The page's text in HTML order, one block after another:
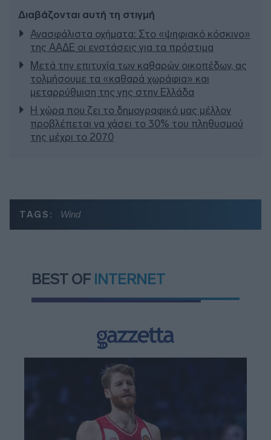
Διαβάζονται αυτή τη στιγμή
Ανασφάλιστα οχήματα: Στο «ψηφιακό κόσκινο»
της ΑΑΔΕ οι ενστάσεις για τα πρόστιμα
Μετά την επιτυχία των καθαρών οικοπέδων, ας
τολμήσουμε τα «καθαρά χωράφια» και
μεταρρύθμιση της γης στην Ελλάδα
Η χώρα που ζει το δημογραφικό μας μέλλον
προβλέπεται να χάσει το 30% του πληθυσμού
της μέχρι το 2070
TAGS: Wind
BEST OF INTERNET